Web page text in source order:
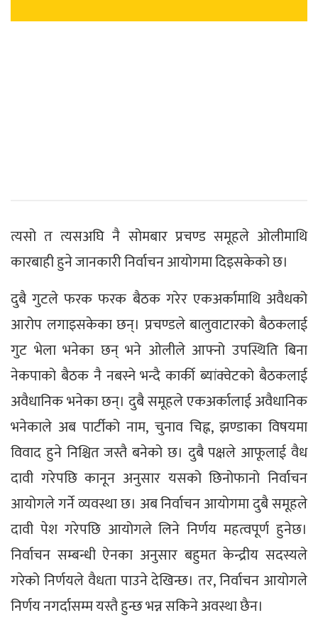
त्यसो त त्यसअघि नै सोमबार प्रचण्ड समूहले ओलीमाथि
कारबाही हुने जानकारी निर्वाचन आयोगमा दिइसकेको छ।
दुबै गुटले फरक फरक बैठक गरेर एकअर्कामाथि अवैधको
आरोप लगाइसकेका छन्। प्रचण्डले बालुवाटारको बैठकलाई
गुट भेला भनेका छन् भने ओलीले आफ्नो उपस्थिति बिना
नेकपाको बैठक नै नबस्ने भन्दै कार्की ब्यांक्वेटको बैठकलाई
अवैधानिक भनेका छन्। दुबै समूहले एकअर्कालाई अवैधानिक
भनेकाले अब पार्टीको नाम, चुनाव चिह्न, झण्डाका विषयमा
विवाद हुने निश्चित जस्तै बनेको छ। दुबै पक्षले आफूलाई वैध
दावी गरेपछि कानून अनुसार यसको छिनोफानो निर्वाचन
आयोगले गर्ने व्यवस्था छ। अब निर्वाचन आयोगमा दुबै समूहले
दावी पेश गरेपछि आयोगले लिने निर्णय महत्वपूर्ण हुनेछ।
निर्वाचन सम्बन्धी ऐनका अनुसार बहुमत केन्द्रीय सदस्यले
गरेको निर्णयले वैधता पाउने देखिन्छ। तर, निर्वाचन आयोगले
निर्णय नगर्दासम्म यस्तै हुन्छ भन्न सकिने अवस्था छैन।